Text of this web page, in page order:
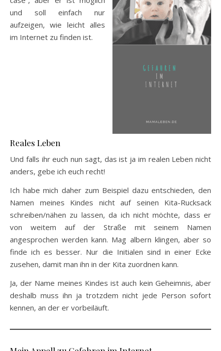
und soll einfach nur
aufzeigen, wie leicht alles
im Internet zu finden ist.
Reales Leben
Und falls ihr euch nun sagt, das ist ja im realen Leben nicht
anders, gebe ich euch recht!
Ich habe mich daher zum Beispiel dazu entschieden, den
Namen meines Kindes nicht auf seinen Kita-Rucksack
schreiben/nähen zu lassen, da ich nicht möchte, dass er
von weitem auf der Straße mit seinem Namen
angesprochen werden kann. Mag albern klingen, aber so
finde ich es besser. Nur die Initialen sind in einer Ecke
zusehen, damit man ihn in der Kita zuordnen kann.
Ja, der Name meines Kindes ist auch kein Geheimnis, aber
deshalb muss ihn ja trotzdem nicht jede Person sofort
kennen, an der er vorbeiläuft.